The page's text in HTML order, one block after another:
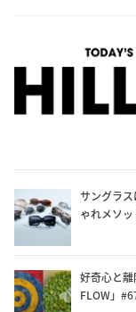
サングラ
ゃれメソ
好奇心と
FLOW」